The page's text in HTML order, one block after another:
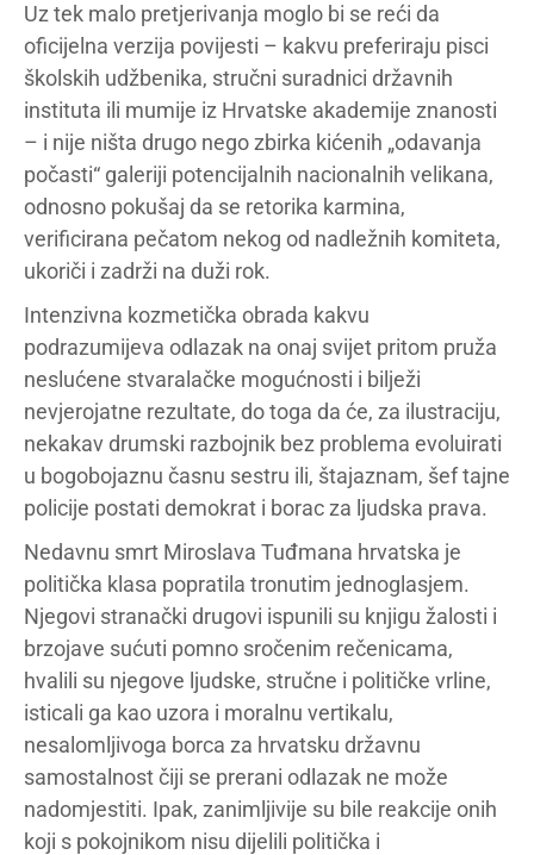
Uz tek malo pretjerivanja moglo bi se reći da
oficijelna verzija povijesti – kakvu preferiraju pisci
školskih udžbenika, stručni suradnici državnih
instituta ili mumije iz Hrvatske akademije znanosti
– i nije ništa drugo nego zbirka kićenih „odavanja
počasti“ galeriji potencijalnih nacionalnih velikana,
odnosno pokušaj da se retorika karmina,
verificirana pečatom nekog od nadležnih komiteta,
ukoriči i zadrži na duži rok.
Intenzivna kozmetička obrada kakvu
podrazumijeva odlazak na onaj svijet pritom pruža
neslućene stvaralačke mogućnosti i bilježi
nevjerojatne rezultate, do toga da će, za ilustraciju,
nekakav drumski razbojnik bez problema evoluirati
u bogobojaznu časnu sestru ili, štajaznam, šef tajne
policije postati demokrat i borac za ljudska prava.
Nedavnu smrt Miroslava Tuđmana hrvatska je
politička klasa popratila tronutim jednoglasjem.
Njegovi stranački drugovi ispunili su knjigu žalosti i
brzojave sućuti pomno sročenim rečenicama,
hvalili su njegove ljudske, stručne i političke vrline,
isticali ga kao uzora i moralnu vertikalu,
nesalomljivoga borca za hrvatsku državnu
samostalnost čiji se prerani odlazak ne može
nadomjestiti. Ipak, zanimljivije su bile reakcije onih
koji s pokojnikom nisu dijelili politička i